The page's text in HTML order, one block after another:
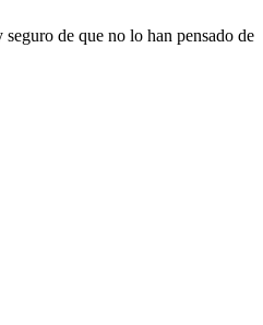
de que no lo han pensado de